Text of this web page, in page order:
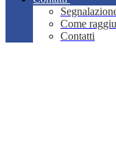
Come
Contatti